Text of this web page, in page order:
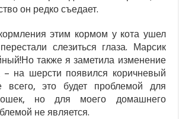
он редко съедает.
этим кормом у кота ушел
слезиться глаза. Марсик
также я заметила изменение
– на шерсти появился коричневый
всего, это будет проблемой для
но для моего домашнего
не является.